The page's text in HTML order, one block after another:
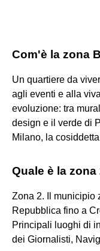
Com'è la zona
Un quartiere da
agli eventi e alla
evoluzione: tra
design e il verde di
Milano, la
Quale è la
Zona 2. Il municipio
Repubblica fino a
Principali luoghi di
dei Giornalisti,